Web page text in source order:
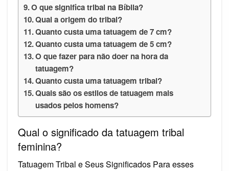
O que significa tribal na Bíblia?
Qual a origem do tribal?
Quanto custa uma tatuagem de 7 cm?
Quanto custa uma tatuagem de 5 cm?
O que fazer para não doer na hora da
tatuagem?
Quanto custa uma tatuagem tribal?
Quais são os estilos de tatuagem mais
usados pelos homens?
Qual o significado da tatuagem tribal
feminina?
Tatuagem Tribal e Seus Significados Para esses